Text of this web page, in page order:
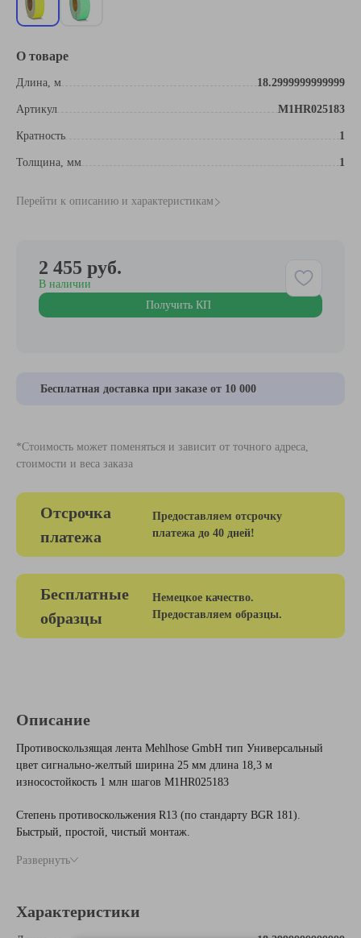
О товаре
Длина, м 18.2999999999999
Артикул M1HR025183
Кратность 1
Толщина, мм 1
Перейти к описанию и характеристикам
2 455 руб.
В наличии
Получить КП
Бесплатная доставка при заказе от 10 000
*Стоимость может поменяться и зависит от точного адреса,
стоимости и веса заказа
Отсрочка
платежа
Предоставляем отсрочку
платежа до 40 дней!
Бесплатные
образцы
Немецкое качество.
Предоставляем образцы.
Описание
Противоскользящая лента Mehlhose GmbH тип Универсальный
цвет сигнально-желтый ширина 25 мм длина 18,3 м
износостойкость 1 млн шагов M1HR025183
Степень противоскольжения R13 (по стандарту BGR 181).
Быстрый, простой, чистый монтаж.
поверхностях.
Высокая износостойкость (около 1 млн. шагов).
Высокая прочность на разрыв.
Развернуть
Характеристики